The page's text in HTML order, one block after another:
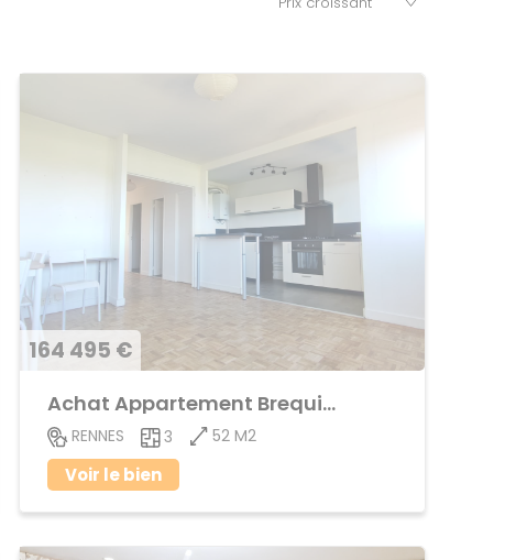
164 495 €
Achat Appartement Brequigny
RENNES 3 52 M2
Voir le bien